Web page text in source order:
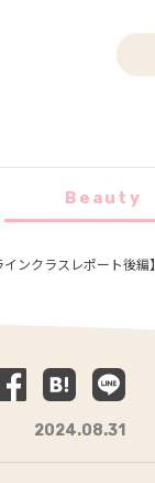
Beauty
ンクラスレポート後編】
2024.08.31